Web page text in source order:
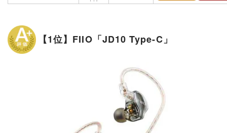
【1位】FIIO「JD10 Type-C」